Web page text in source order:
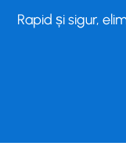
Rapid și sigur,